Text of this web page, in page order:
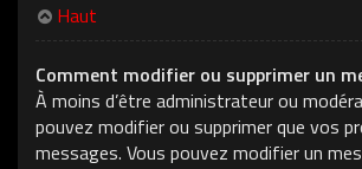
Haut
Comment modifier ou supprimer un
À moins d’être administrateur ou
pouvez modifier ou supprimer que vos
messages. Vous pouvez modifier un